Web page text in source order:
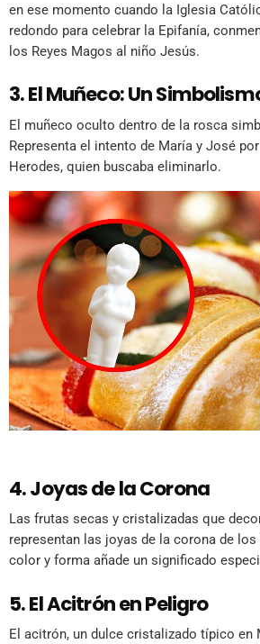
en ese momento cuando la Iglesia
redondo para celebrar la Epifanía,
los Reyes Magos al niño Jesús.
3. El Muñeco: Un
El muñeco oculto dentro de la rosca
Representa el intento de María y José
Herodes, quien buscaba eliminarlo.
4. Joyas de la Corona
Las frutas secas y cristalizadas que
representan las joyas de la corona de los
color y forma añade un significado
5. El Acitrón en Peligro
El acitrón, un dulce cristalizado típico en